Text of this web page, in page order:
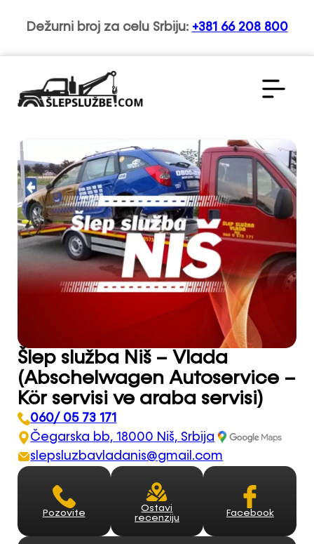
Dežurni broj za celu Srbiju: +381 66 208 800
Šlep služba Niš – Vlada
(Abschelwagen Autoservice –
Kör servisi ve araba servisi)
060/ 05 73 171
Čegarska bb, 18000 Niš, Srbija
slepsluzbavladanis@gmail.com
Pozovite
Ostavi
recenziju
Facebook